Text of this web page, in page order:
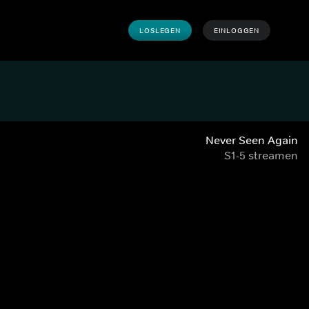
LOSLEGEN EINLOGGEN
Never Seen Again
S1-5 streamen